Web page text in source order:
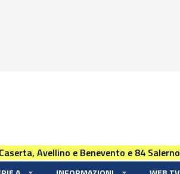
Avellino e Benevento e 84 Salerno